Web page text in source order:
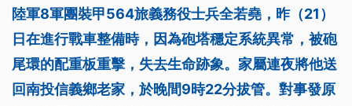
陸軍8軍團裝甲564旅義務役士兵全若堯，昨（21）
日在進行戰車整備時，因為砲塔穩定系統異常，被砲
尾環的配重板重擊，失去生命跡象。家屬連夜將他送
回南投信義鄉老家，於晚間9時22分拔管。對事發原